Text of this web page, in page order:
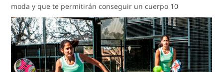
moda y que te permitirán conseguir un cuerpo 10